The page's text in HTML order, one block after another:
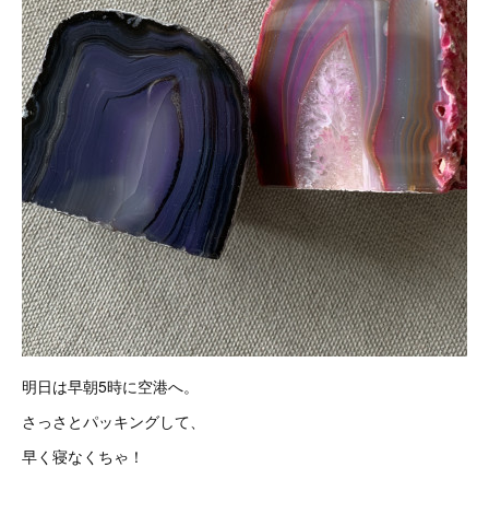
明日は早朝5時に空港へ。
さっさとパッキングして、
早く寝なくちゃ！